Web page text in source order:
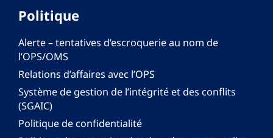
Politique
Alerte – tentatives d’escroquerie au nom de
l’OPS/OMS
Relations d’affaires avec l’OPS
Système de gestion de l’intégrité et des conflits
(SGAIC)
Politique de confidentialité